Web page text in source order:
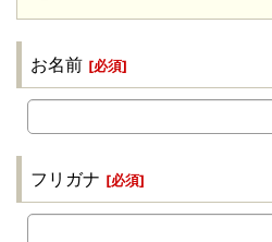
お名前 [必須]
フリガナ [必須]